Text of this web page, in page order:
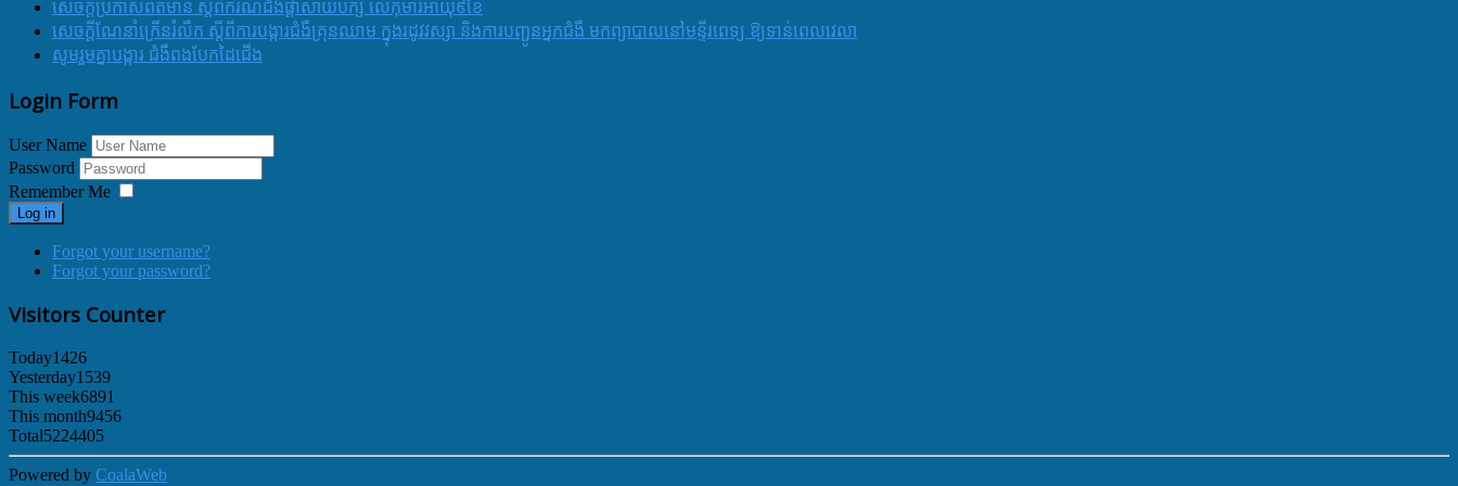
សេចក្តីប្រកាសព័ត៌មាន ស្តីពីករណីជំងឺផ្តាសាយបក្សី លើកុមារីអាយុ៩ខែ
សេចក្ដីណែនាំក្រើនរំលឹក ស្ដីពីការបង្ការជំងឺគ្រុនឈាម ក្នុងរដូវវស្សា និងការបញ្ជូនអ្នកជំងឺ មកព្យាបាលនៅមន្ទីរពេទ្យ ឱ្យទាន់ពេលវេលា
សូមរួមគ្នាបង្ការ ជំងឺពងបែកដៃជើង
Login Form
User Name
Password
Remember Me
Log in
Forgot your username?
Forgot your password?
Visitors Counter
Today1426
Yesterday1539
This week6891
This month9456
Total5224405
Powered by CoalaWeb